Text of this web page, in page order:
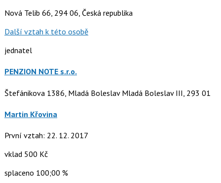
Nová Telib 66, 294 06, Česká republika
Další vztah k této osobě
jednatel
PENZION NOTE s.r.o.
Štefánikova 1386, Mladá Boleslav Mladá Boleslav III, 293 01
Martin Křovina
První vztah: 22. 12. 2017
vklad 500 Kč
splaceno 100;00 %